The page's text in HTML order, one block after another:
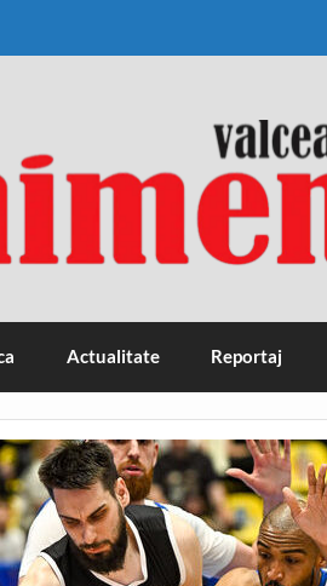
Actualitate Reportaj